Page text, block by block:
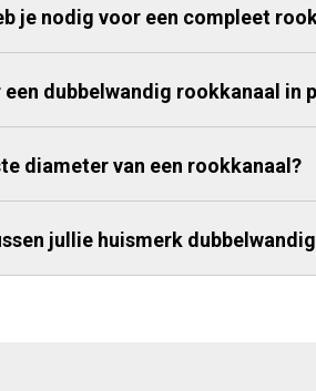
je nodig voor een compleet
dubbelwandig rookkanaal in
diameter van een rookkanaal?
jullie huismerk